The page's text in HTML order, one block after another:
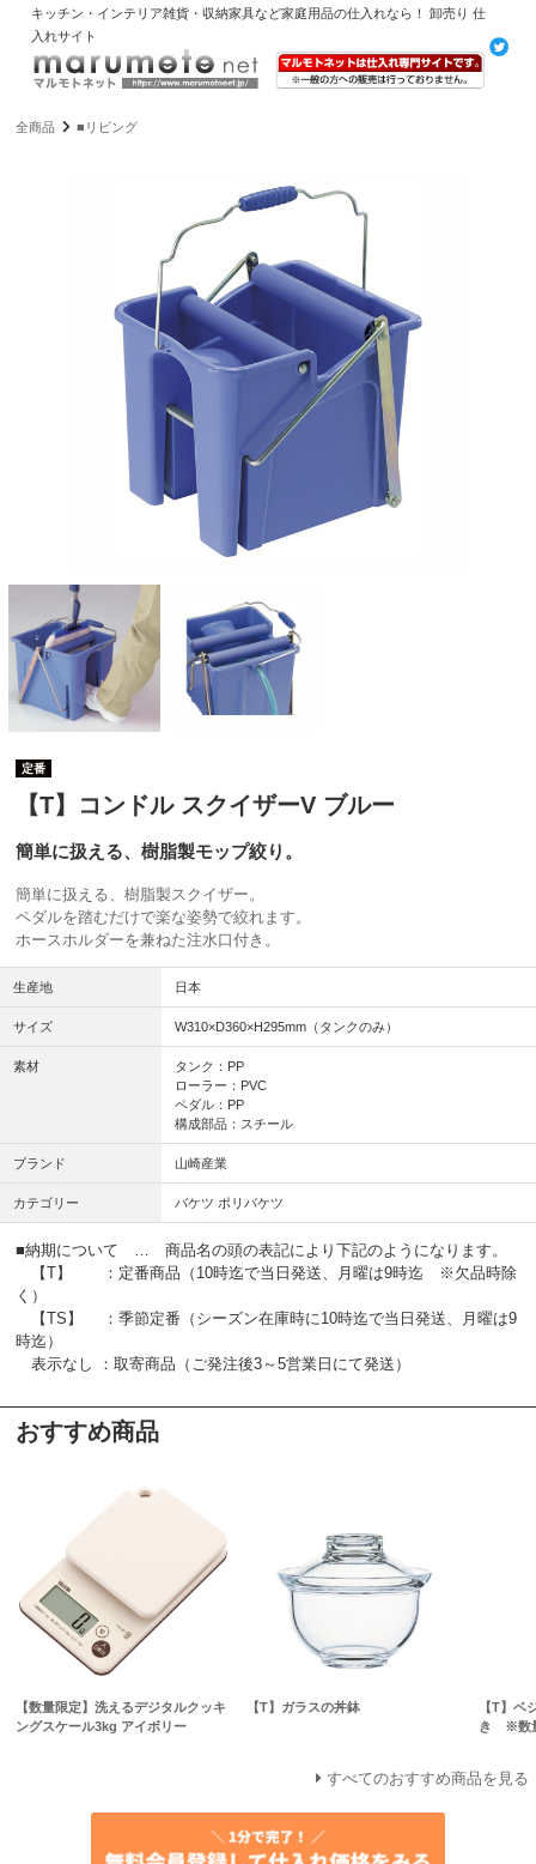
キッチン・インテリア雑貨・収納家具など家庭用品の仕入れなら！ 卸売り 仕
入れサイト
全商品 ■リビング
定番
【T】コンドル スクイザーV ブルー
簡単に扱える、樹脂製モップ絞り。
簡単に扱える、樹脂製スクイザー。
ペダルを踏むだけで楽な姿勢で絞れます。
ホースホルダーを兼ねた注水口付き。
生産地 日本
サイズ W310×D360×H295mm（タンクのみ）
素材
タンク：PP
ローラー：PVC
ペダル：PP
構成部品：スチール
ブランド 山崎産業
カテゴリー バケツ ポリバケツ
■納期について … 商品名の頭の表記により下記のようになります。
【T】 ：定番商品（10時迄で当日発送、月曜は9時迄 ※欠品時除
く）
【TS】 ：季節定番（シーズン在庫時に10時迄で当日発送、月曜は9
時迄）
表示なし ：取寄商品（ご発注後3～5営業日にて発送）
おすすめ商品
【数量限定】洗えるデジタルクッキ
ングスケール3kg アイボリー
【T】ガラスの丼鉢
【T】ベ
き ※数
すべてのおすすめ商品を見る